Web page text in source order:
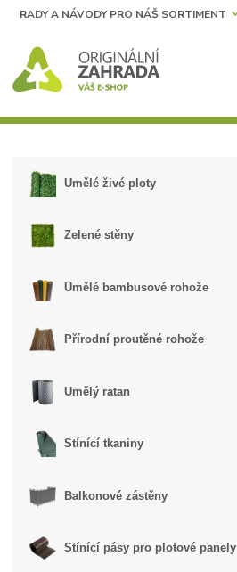
RADY A NÁVODY PRO NÁŠ SORTIMENT
Umělé živé ploty
Zelené stěny
Umělé bambusové rohože
Přírodní proutěné rohože
Umělý ratan
Stínící tkaniny
Balkonové zástěny
Stínící pásy pro plotové panely